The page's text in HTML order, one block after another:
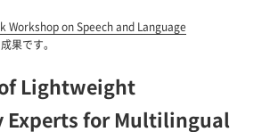
Workshop on Speech and Language
果です。
Lightweight
Experts for Multilingual